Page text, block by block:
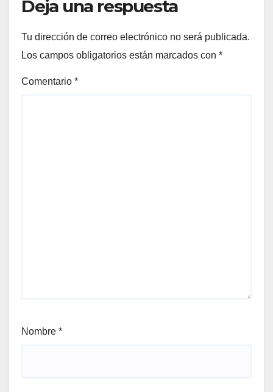
Deja una respuesta
Tu dirección de correo electrónico no será publicada.
Los campos obligatorios están marcados con *
Comentario *
Nombre *